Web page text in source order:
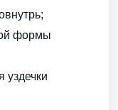
формы
уздечки